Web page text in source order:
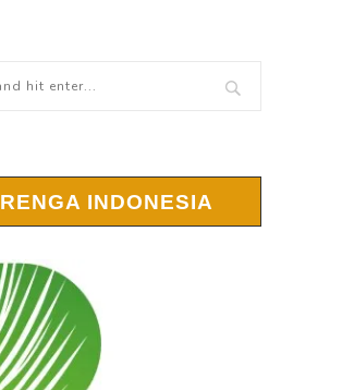
INDONESIA